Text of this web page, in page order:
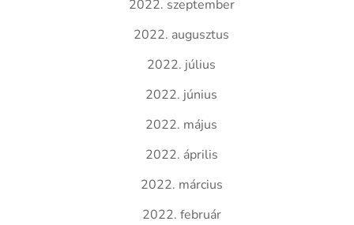
2022. szeptember
2022. augusztus
2022. július
2022. június
2022. május
2022. április
2022. március
2022. február